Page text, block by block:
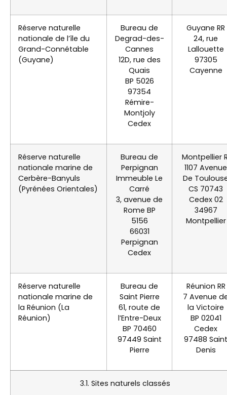
Réserve naturelle
nationale de l’île du
Grand-Connétable
(Guyane)
Bureau de
Degrad-des-
Cannes
12D, rue des
Quais
BP 5026
97354
Rémire-
Montjoly
Cedex
Guyane RR
24, rue
Lallouette
97305
Cayenne
Réserve naturelle
nationale marine de
Cerbère-Banyuls
(Pyrénées Orientales)
Bureau de
Perpignan
Immeuble Le
Carré
3, avenue de
Rome BP
5156
66031
Perpignan
Cedex
Montpellier
1107 Avenue
De
CS 70743
Cedex 02
34967
Montpellier
Réserve naturelle
nationale marine de
la Réunion (La
Réunion)
Bureau de
Saint Pierre
61, route de
l’Entre-Deux
BP 70460
97449 Saint
Pierre
Réunion RR
7 Avenue
la Victoire
BP 02041
Cedex
97488 Saint
Denis
3.1. Sites naturels classés